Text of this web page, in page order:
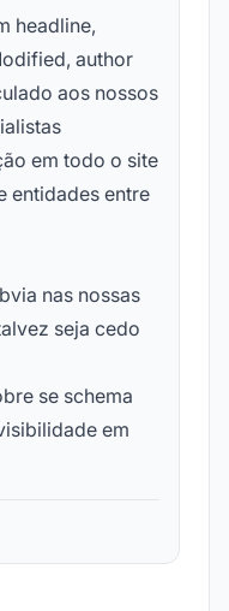
headline,
author
aos nossos
em todo o site
entidades entre
nas nossas
seja cedo
se schema
em